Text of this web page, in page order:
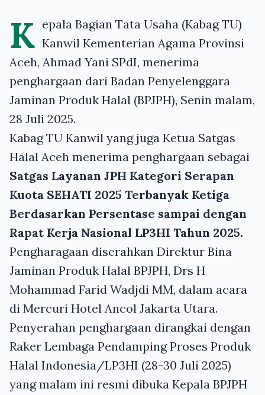
K epala Bagian Tata Usaha (Kabag TU)
Kanwil Kementerian Agama Provinsi
Aceh, Ahmad Yani SPdI, menerima
penghargaan dari Badan Penyelenggara
Jaminan Produk Halal (BPJPH), Senin malam,
28 Juli 2025.
Kabag TU Kanwil yang juga Ketua Satgas
Halal Aceh menerima penghargaan sebagai
Satgas Layanan JPH Kategori Serapan
Kuota SEHATI 2025 Terbanyak Ketiga
Berdasarkan Persentase sampai dengan
Rapat Kerja Nasional LP3HI Tahun 2025.
Pengharagaan diserahkan Direktur Bina
Jaminan Produk Halal BPJPH, Drs H
Mohammad Farid Wadjdi MM, dalam acara
di Mercuri Hotel Ancol Jakarta Utara.
Penyerahan penghargaan dirangkai dengan
Raker Lembaga Pendamping Proses Produk
Halal Indonesia/LP3HI (28-30 Juli 2025)
yang malam ini resmi dibuka Kepala BPJPH